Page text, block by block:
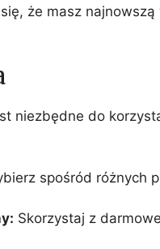
że masz
niezbędne do
spośród różnych
Skorzystaj z